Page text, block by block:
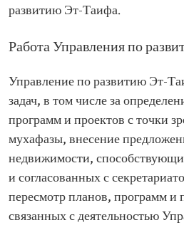
развитию Эт-Таифа.
Работа Управления по
Управление по развитию Эт-
задач, в том числе за
программ и проектов с точки
мухафазы, внесение
недвижимости,
и согласованных с
пересмотр планов, программ и
связанных с деятельностью